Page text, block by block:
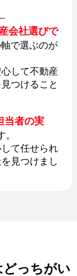
会社選びで
で選ぶのが
して不動産
つけること
当者の実
。
て任せられ
見つけまし
どっちがい